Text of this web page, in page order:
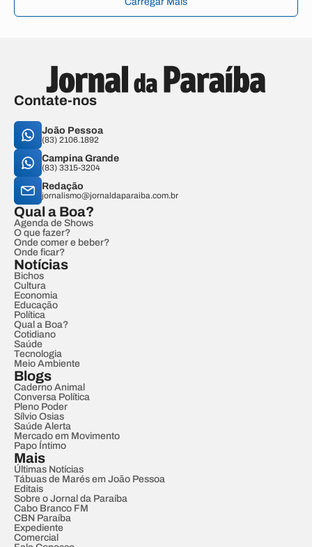
Contate-nos
João Pessoa
(83) 2106.1892
Campina Grande
(83) 3315-3204
Redação
jornalismo@jornaldaparaiba.com.br
Qual a Boa?
Agenda de Shows
O que fazer?
Onde comer e beber?
Onde ficar?
Notícias
Bichos
Cultura
Economia
Educação
Política
Qual a Boa?
Cotidiano
Saúde
Tecnologia
Meio Ambiente
Blogs
Caderno Animal
Conversa Política
Pleno Poder
Sílvio Osias
Saúde Alerta
Mercado em Movimento
Papo Íntimo
Mais
Últimas Notícias
Tábuas de Marés em João Pessoa
Editais
Sobre o Jornal da Paraíba
Cabo Branco FM
CBN Paraíba
Expediente
Comercial